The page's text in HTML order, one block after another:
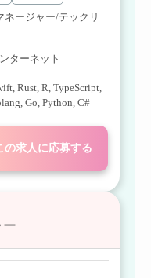
ネージャー/テックリ
ターネット
, Rust, R, TypeScript,
, Go, Python, C#
の求人に応募する